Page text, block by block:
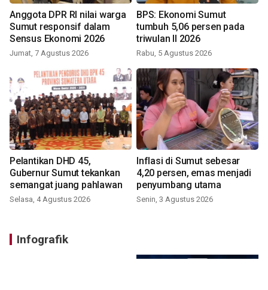
Anggota DPR RI nilai warga
Sumut responsif dalam
Sensus Ekonomi 2026
Jumat, 7 Agustus 2026
BPS: Ekonomi Sumut
tumbuh 5,06 persen pada
triwulan II 2026
Rabu, 5 Agustus 2026
Pelantikan DHD 45,
Gubernur Sumut tekankan
semangat juang pahlawan
Selasa, 4 Agustus 2026
Inflasi di Sumut sebesar
4,20 persen, emas menjadi
penyumbang utama
Senin, 3 Agustus 2026
Infografik